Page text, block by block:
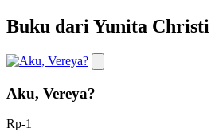
Buku dari Yunita Christi
Aku, Vereya?
Rp-1